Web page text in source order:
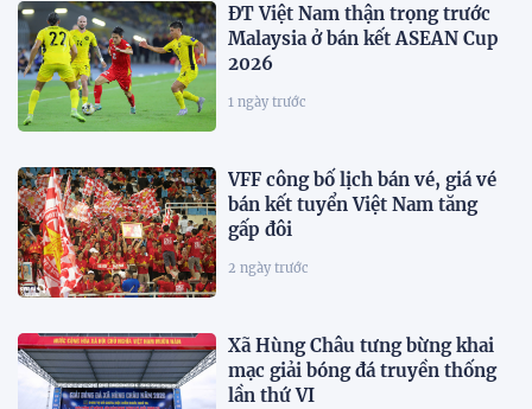
ĐT Việt Nam thận trọng trước
Malaysia ở bán kết ASEAN Cup
2026
1 ngày trước
VFF công bố lịch bán vé, giá vé
bán kết tuyển Việt Nam tăng
gấp đôi
2 ngày trước
Xã Hùng Châu tưng bừng khai
mạc giải bóng đá truyền thống
lần thứ VI